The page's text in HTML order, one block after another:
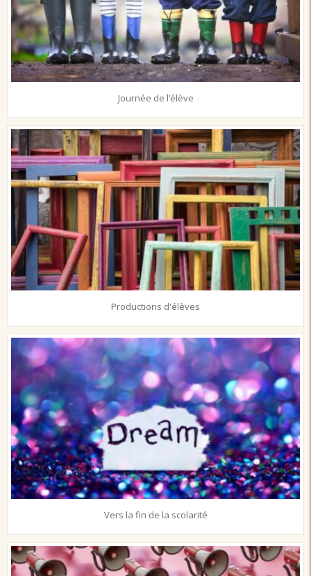
Journée de l’élève
Productions d'élèves
Vers la fin de la scolarité